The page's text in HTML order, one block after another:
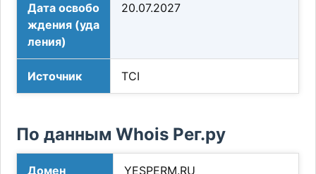
Дата освобо
ждения (уда
ления)
20.07.2027
Источник TCI
По данным Whois Рег.ру
Домен YESPERM.RU